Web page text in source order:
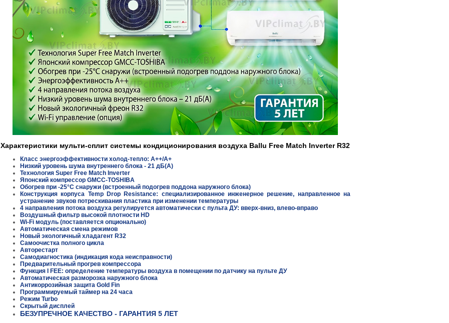
Характеристики мульти-сплит системы кондиционирования воздуха Ballu Free Match Inverter R32
Класс энергоэффективности холод-тепло: А++/А+
Низкий уровень шума внутреннего блока - 21 дБ(А)
Технология Super Free Match Inverter
Японский компрессор GMCC-TOSHIBA
Обогрев при -25°С снаружи (встроенный подогрев поддона наружного блока)
Конструкция корпуса Temp Drop Resistance: специализированное инженерное решение, направленное на
устранение звуков потрескивания пластика при изменении температуры
4 направления потока воздуха регулируется автоматически с пульта ДУ: вверх-вниз, влево-вправо
Воздушный фильтр высокой плотности HD
Wi-Fi модуль (поставляется опционально)
Автоматическая смена режимов
Новый экологичный хладагент R32
Самоочистка полного цикла
Авторестарт
Самодиагностика (индикация кода неисправности)
Предварительный прогрев компрессора
Функция I FEE: определение температуры воздуха в помещении по датчику на пульте ДУ
Автоматическая разморозка наружного блока
Антикоррозийная защита Gold Fin
Программируемый таймер на 24 часа
Режим Turbo
Скрытый дисплей
БЕЗУПРЕЧНОЕ КАЧЕСТВО - ГАРАНТИЯ 5 ЛЕТ